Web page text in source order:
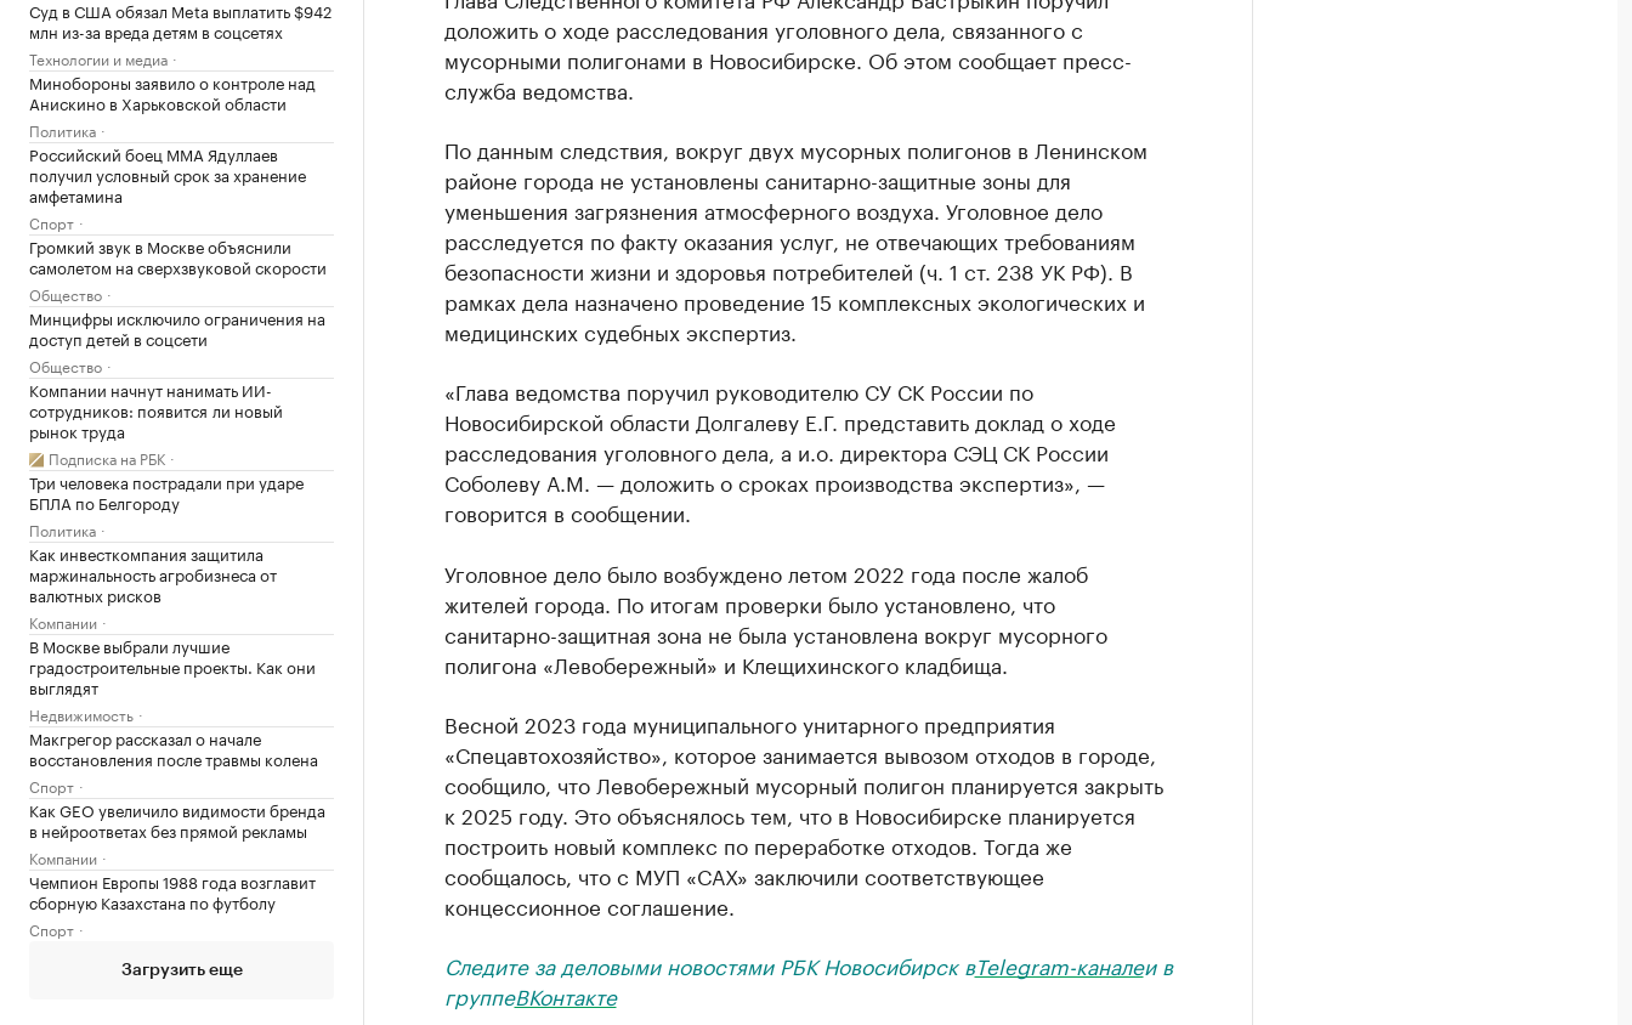
Суд в США обязал Meta выплатить $942
млн из-за вреда детям в соцсетях
Технологии и медиа
Минобороны заявило о контроле над
Анискино в Харьковской области
Политика
Российский боец ММА Ядуллаев
получил условный срок за хранение
амфетамина
Спорт
Громкий звук в Москве объяснили
самолетом на сверхзвуковой скорости
Общество
Минцифры исключило ограничения на
доступ детей в соцсети
Общество
Компании начнут нанимать ИИ-
сотрудников: появится ли новый
рынок труда
Подписка на РБК
Три человека пострадали при ударе
БПЛА по Белгороду
Политика
Как инвесткомпания защитила
маржинальность агробизнеса от
валютных рисков
Компании
В Москве выбрали лучшие
градостроительные проекты. Как они
выглядят
Недвижимость
Макгрегор рассказал о начале
восстановления после травмы колена
Спорт
Как GEO увеличило видимости бренда
в нейроответах без прямой рекламы
Компании
Чемпион Европы 1988 года возглавит
сборную Казахстана по футболу
Спорт
Загрузить еще
доложить о ходе расследования уголовного дела, связанного с
мусорными полигонами в Новосибирске. Об этом сообщает пресс-
служба ведомства.
По данным следствия, вокруг двух мусорных полигонов в Ленинском
районе города не установлены санитарно-защитные зоны для
уменьшения загрязнения атмосферного воздуха. Уголовное дело
расследуется по факту оказания услуг, не отвечающих требованиям
безопасности жизни и здоровья потребителей (ч. 1 ст. 238 УК РФ). В
рамках дела назначено проведение 15 комплексных экологических и
медицинских судебных экспертиз.
«Глава ведомства поручил руководителю СУ СК России по
Новосибирской области Долгалеву Е.Г. представить доклад о ходе
расследования уголовного дела, а и.о. директора СЭЦ СК России
Соболеву А.М. — доложить о сроках производства экспертиз», —
говорится в сообщении.
Уголовное дело было возбуждено летом 2022 года после жалоб
жителей города. По итогам проверки было установлено, что
санитарно-защитная зона не была установлена вокруг мусорного
полигона «Левобережный» и Клещихинского кладбища.
Весной 2023 года муниципального унитарного предприятия
«Спецавтохозяйство», которое занимается вывозом отходов в городе,
сообщило, что Левобережный мусорный полигон планируется закрыть
к 2025 году. Это объяснялось тем, что в Новосибирске планируется
построить новый комплекс по переработке отходов. Тогда же
сообщалось, что с МУП «САХ» заключили соответствующее
концессионное соглашение.
Следите за деловыми новостями РБК Новосибирск вTelegram-каналеи в
группеВКонтакте